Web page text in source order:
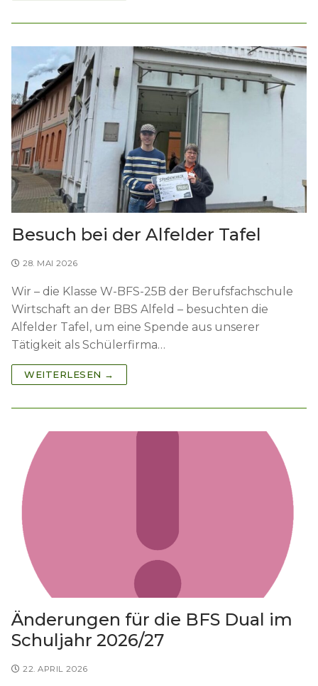
Besuch bei der Alfelder Tafel
28. MAI 2026
Wir – die Klasse W-BFS-25B der Berufsfachschule
Wirtschaft an der BBS Alfeld – besuchten die
Alfelder Tafel, um eine Spende aus unserer
Tätigkeit als Schülerfirma…
WEITERLESEN →
Änderungen für die BFS Dual im
Schuljahr 2026/27
22. APRIL 2026